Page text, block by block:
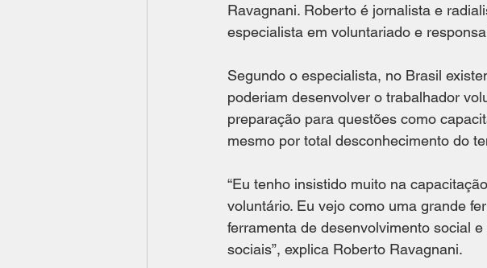
Ravagnani. Roberto é jornalista e
especialista em voluntariado e
Segundo o especialista, no Brasil
poderiam desenvolver o trabalhador
preparação para questões como
mesmo por total desconhecimento do
“Eu tenho insistido muito na
voluntário. Eu vejo como uma grande
ferramenta de desenvolvimento social
sociais”, explica Roberto Ravagnani.